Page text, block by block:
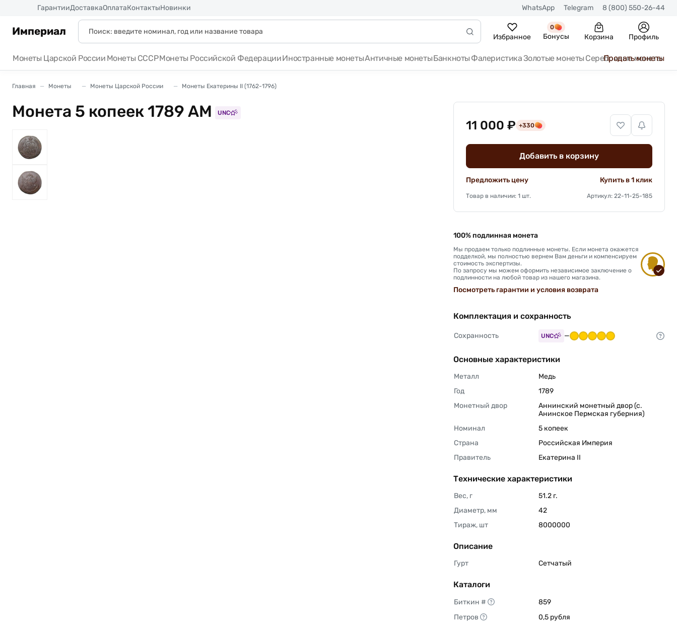
ГарантииДоставкаОплатаКонтактыНовинки WhatsApp Telegram 8 (800) 550-26-44
Империал Избранное
0
Бонусы Корзина Профиль
Монеты Царской России Монеты СССРМонеты Российской ФедерацииИностранные монетыАнтичные монетыБанкноты ФалеристикаЗолотые монеты Серебряные монеты
Продать монеты
Главная Монеты Монеты Царской России Монеты Екатерины II (1762-1796)
Монета 5 копеек 1789 АМ UNC
11 000 ₽ +330
Добавить в корзину
Предложить цену Купить в 1 клик
Товар в наличии: 1 шт. Артикул: 22-11-25-185
100% подлинная монета
Мы продаем только подлинные монеты. Если монета окажется
подделкой, мы полностью вернем Вам деньги и компенсируем
стоимость экспертизы.
По запросу мы можем оформить независимое заключение о
подлинности на любой товар из нашего магазина.
Посмотреть гарантии и условия возврата
Комплектация и сохранность
Сохранность UNC —
Основные характеристики
Металл
Медь
Год
1789
Монетный двор
Аннинский монетный двор (с.
Анинское Пермская губерния)
Номинал
5 копеек
Страна
Российская Империя
Правитель
Екатерина II
Технические характеристики
Вес, г
51.2 г.
Диаметр, мм
42
Тираж, шт
8000000
Описание
Гурт Сетчатый
Каталоги
Биткин #
859
Петров
0,5 рубля